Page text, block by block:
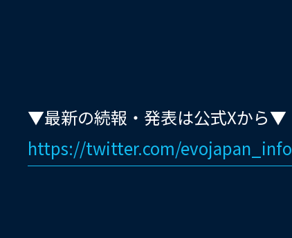
▼最新の続報・発表は公式Xから▼
https://twitter.com/evojapan_info